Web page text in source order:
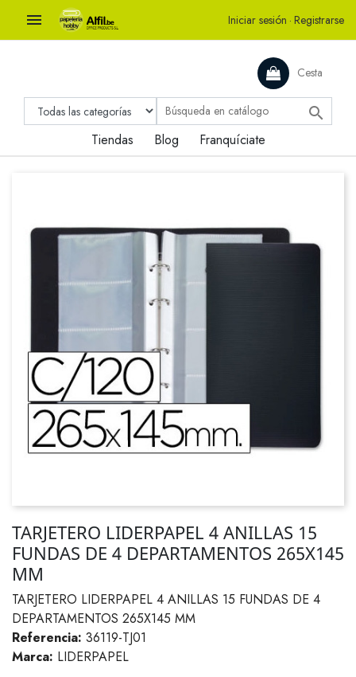
 Iniciar sesión · Registrarse
Cesta

Tiendas Blog Franquíciate
TARJETERO LIDERPAPEL 4 ANILLAS 15
FUNDAS DE 4 DEPARTAMENTOS 265X145
MM
TARJETERO LIDERPAPEL 4 ANILLAS 15 FUNDAS DE 4
DEPARTAMENTOS 265X145 MM
Referencia: 36119-TJ01
Marca: LIDERPAPEL